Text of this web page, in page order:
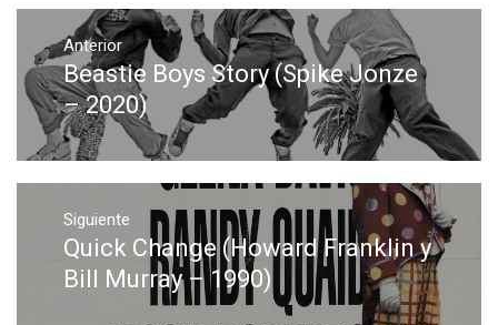
Navegación
de
entradas
Anterior
Entrada
anterior:
Beastie Boys Story (Spike Jonze
– 2020)
Siguiente
Entrada
siguiente:
Quick Change (Howard Franklin y
Bill Murray – 1990)